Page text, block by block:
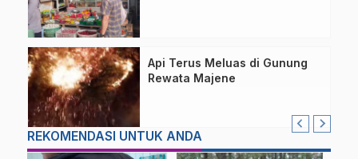
Api Terus Meluas di Gunung
Rewata Majene
REKOMENDASI UNTUK ANDA